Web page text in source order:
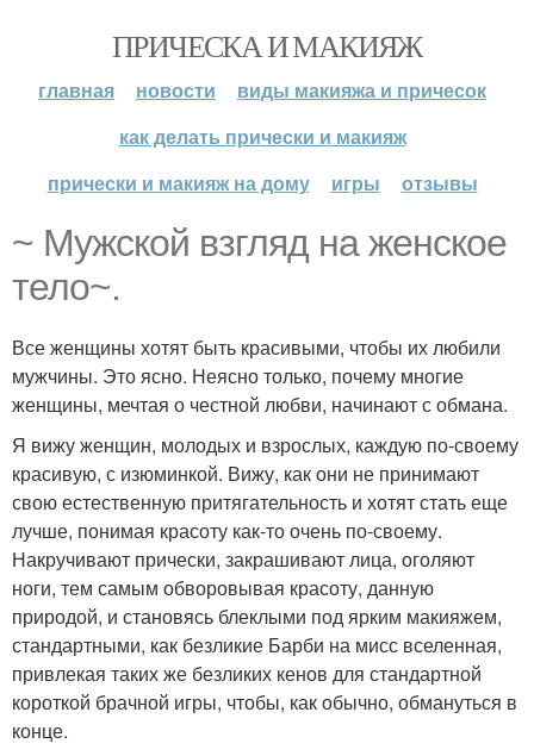
ПРИЧЕСКА И МАКИЯЖ
главная новости
виды макияжа и причесок
как делать прически и макияж
прически и макияж на дому
игры отзывы
~ Мужской взгляд на женское
тело~.
Все женщины хотят быть красивыми, чтобы их любили
мужчины. Это ясно. Неясно только, почему многие
женщины, мечтая о честной любви, начинают с обмана.
Я вижу женщин, молодых и взрослых, каждую по-своему
красивую, с изюминкой. Вижу, как они не принимают
свою естественную притягательность и хотят стать еще
лучше, понимая красоту как-то очень по-своему.
Накручивают прически, закрашивают лица, оголяют
ноги, тем самым обворовывая красоту, данную
природой, и становясь блеклыми под ярким макияжем,
стандартными, как безликие Барби на мисс вселенная,
привлекая таких же безликих кенов для стандартной
короткой брачной игры, чтобы, как обычно, обмануться в
конце.